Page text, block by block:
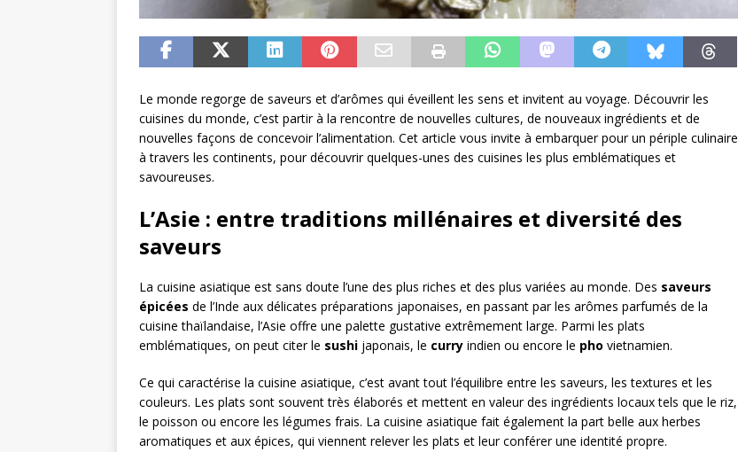
Le monde regorge de saveurs et d’arômes qui éveillent les sens et invitent au voyage. Découvrir les
cuisines du monde, c’est partir à la rencontre de nouvelles cultures, de nouveaux ingrédients et de
nouvelles façons de concevoir l’alimentation. Cet article vous invite à embarquer pour un périple culinaire
à travers les continents, pour découvrir quelques-unes des cuisines les plus emblématiques et
savoureuses.
L’Asie : entre traditions millénaires et diversité des
saveurs
La cuisine asiatique est sans doute l’une des plus riches et des plus variées au monde. Des saveurs
épicées de l’Inde aux délicates préparations japonaises, en passant par les arômes parfumés de la
cuisine thaïlandaise, l’Asie offre une palette gustative extrêmement large. Parmi les plats
emblématiques, on peut citer le sushi japonais, le curry indien ou encore le pho vietnamien.
Ce qui caractérise la cuisine asiatique, c’est avant tout l’équilibre entre les saveurs, les textures et les
couleurs. Les plats sont souvent très élaborés et mettent en valeur des ingrédients locaux tels que le riz,
le poisson ou encore les légumes frais. La cuisine asiatique fait également la part belle aux herbes
aromatiques et aux épices, qui viennent relever les plats et leur conférer une identité propre.